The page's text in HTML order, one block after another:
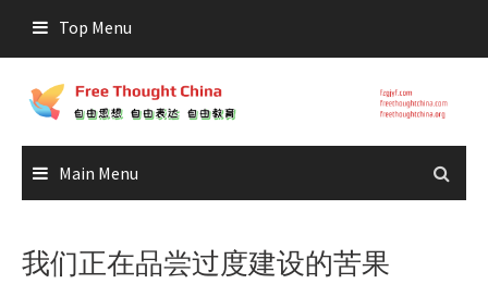
content
Top Menu
Main Menu
我们正在品尝过度建设的苦果